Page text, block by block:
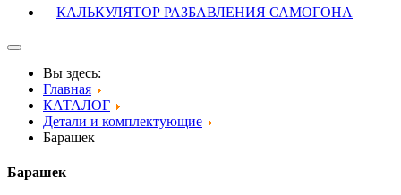
КАЛЬКУЛЯТОР РАЗБАВЛЕНИЯ САМОГОНА
Вы здесь:
Главная
КАТАЛОГ
Детали и комплектующие
Барашек
Барашек